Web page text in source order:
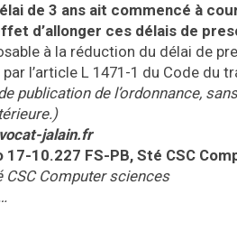
de 3 ans ait commencé à
d’allonger ces délais de
à la réduction du délai de
l’article L 1471-1 du Code du
publication de l’ordonnance,
jalain.fr
17-10.227 FS-PB, Sté CSC
CSC Computersciences